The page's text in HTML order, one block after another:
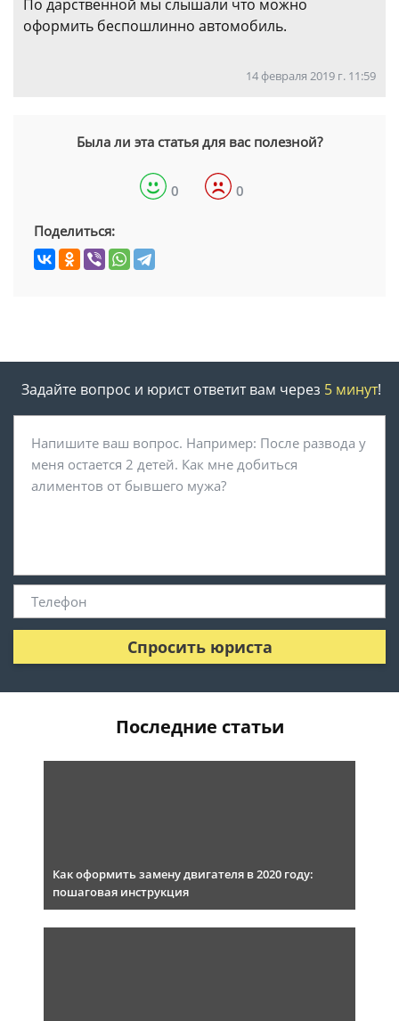
По дарственной мы слышали что можно
оформить беспошлинно автомобиль.
14 февраля 2019 г. 11:59
Была ли эта статья для вас полезной?
0 0
Поделиться:
Задайте вопрос и юрист ответит вам через 5 минут!
Спросить юриста
Последние статьи
Как оформить замену двигателя в 2020 году:
пошаговая инструкция